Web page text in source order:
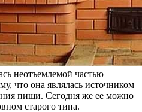
неотъемлемой частью
что она являлась источником
пищи. Сегодня же ее можно
старого типа.